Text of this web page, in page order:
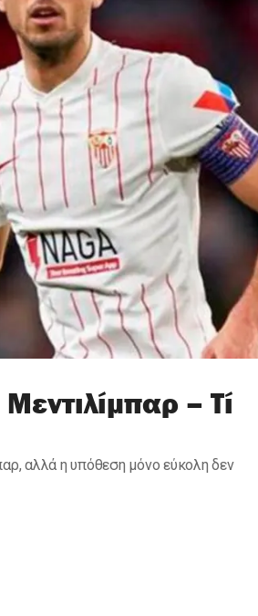
– Τί
αλλά η υπόθεση μόνο εύκολη δεν